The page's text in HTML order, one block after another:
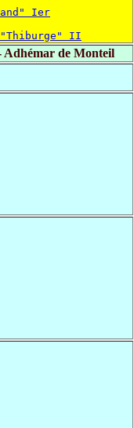
Ier
II
Adhémar de Monteil